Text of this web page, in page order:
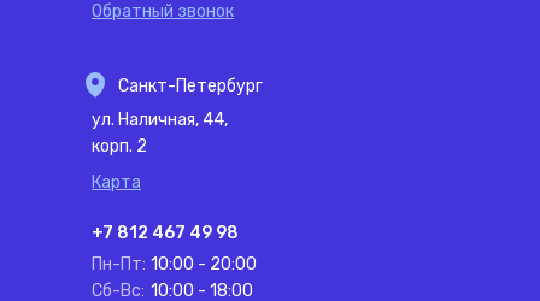
Обратный звонок
Санкт-Петербург
ул. Наличная, 44,
корп. 2
Карта
+7 812 467 49 98
Пн-Пт: 10:00 - 20:00
Сб-Вс: 10:00 - 18:00